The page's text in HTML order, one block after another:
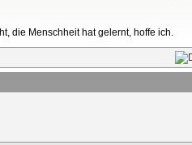
die Menschheit hat gelernt, hoffe ich.